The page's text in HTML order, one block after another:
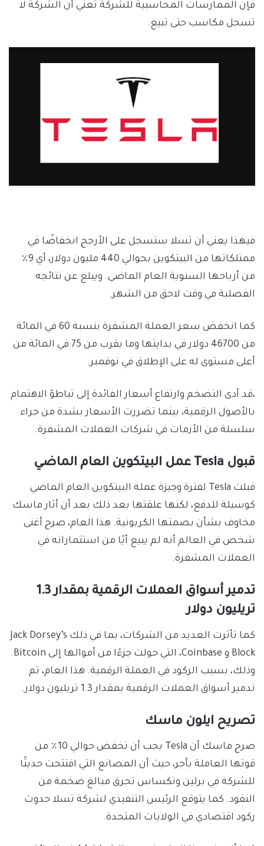
فإن الممارسات المحاسبية للشركة تعني أن الشركة لا
تسجل مكاسب حتى تبيع.
فيهذا يعني أن تسلا ستسجل على الأرجح انخفاضًا في
ممتلكاتها من البيتكوين بحوالي 440 مليون دولار، أي 9٪
من أرباحها السنوية العام الماضي. ويبلغ عن نتائجه
الفصلية في وقت لاحق من الشهر.
كما انخفض سعر العملة المشفرة بنسبة 60 في المائة
من 46700 دولار في بدايتها وما يقرب من 75 في المائة من
أعلى مستوى له على الإطلاق في نوفمبر.
،قد أدى التضخم وارتفاع أسعار الفائدة إلى تباطؤ الاهتمام
بالأصول الرقمية، بينما تضررت الأسعار بشدة من جراء
سلسلة من الأزمات في شركات العملات المشفرة.
قبول Tesla عمل البيتكوين العام الماضي
قبلت Tesla لفترة وجيزة عملة البيتكوين العام الماضي
كوسيلة للدفع، لكنها علقتها بعد ذلك بعد أن أثار ماسك
مخاوف بشأن بصمتها الكربونية. هذا العام، صرح أغنى
شخص في العالم أنه لم يبيع أيًا من استثماراته في
العملات المشفرة.
تدمير أسواق العملات الرقمية بمقدار 1.3
تريليون دولار
كما تأثرت العديد من الشركات، بما في ذلك Jack Dorsey’s
Block و Coinbase، التي حولت جزءًا من أموالها إلى Bitcoin.
وذلك، بسبب الركود في العملة الرقمية. هذا العام، تم
تدمير أسواق العملات الرقمية بمقدار 1.3 تريليون دولار.
تصريح ايلون ماسك
صرح ماسك أن Tesla يجب أن تخفض حوالي 10٪ من
قوتها العاملة بأجر، حيث أن المصانع التي افتتحت حديثًا
للشركة في برلين وتكساس تحرق مبالغ ضخمة من
النقود. كما يتوقع الرئيس التنفيذي لشركة تسلا حدوث
ركود اقتصادي في الولايات المتحدة.